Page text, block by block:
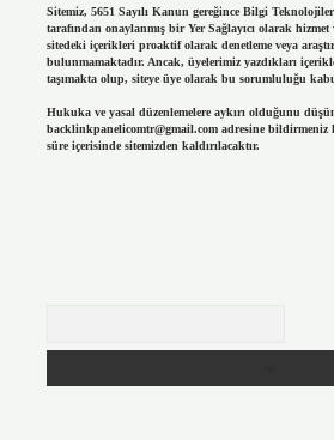
Sitemiz, 5651 Sayılı Kanun gereğince Bilgi
tarafından onaylanmış bir Yer Sağlayıcı olarak
sitedeki içerikleri proaktif olarak denetleme veya
bulunmamaktadır. Ancak, üyelerimiz yazdıkları
taşımakta olup, siteye üye olarak bu sorumluluğu
Hukuka ve yasal düzenlemelere aykırı olduğunu
backlinkpanelicomtr@gmail.comadresine bildirmeniz
süre içerisinde sitemizden kaldırılacaktır.